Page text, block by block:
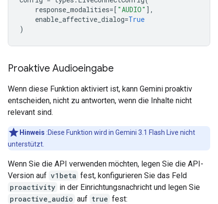
response_modalities=[ "AUDIO" ],
enable_affective_dialog=True
)
Proaktive Audioeingabe
Wenn diese Funktion aktiviert ist, kann Gemini proaktiv
entscheiden, nicht zu antworten, wenn die Inhalte nicht
relevant sind.
Hinweis :Diese Funktion wird in Gemini 3.1 Flash Live nicht
unterstützt.
Wenn Sie die API verwenden möchten, legen Sie die API-
Version auf v1beta fest, konfigurieren Sie das Feld
proactivity in der Einrichtungsnachricht und legen Sie
proactive_audio auf true fest: